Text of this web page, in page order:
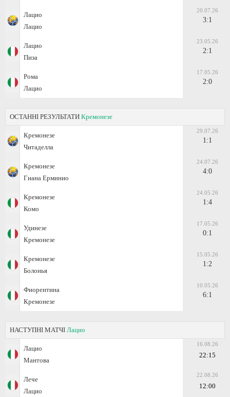
Лацио
Лацио
20.07.26
3:1
Лацио
Пиза
23.05.26
2:1
Рома
Лацио
17.05.26
2:0
ОСТАННІ РЕЗУЛЬТАТИ Кремонезе
Кремонезе
Читаделла
29.07.26
1:1
Кремонезе
Гиана Ерминио
24.07.26
4:0
Кремонезе
Комо
24.05.26
1:4
Удинезе
Кремонезе
17.05.26
0:1
Кремонезе
Болонья
15.05.26
1:2
Фиорентина
Кремонезе
10.05.26
6:1
НАСТУПНІ МАТЧІ Лацио
Лацио
Мантова
16.08.26
22:15
Лече
Лацио
22.08.26
12:00